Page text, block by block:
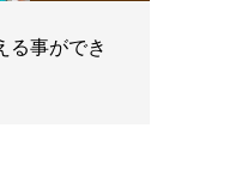
る事ができ